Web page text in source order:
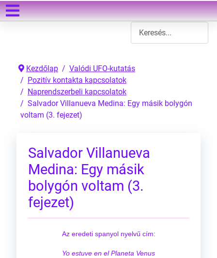
Kezdőlap
Valódi UFO-kutatás
Pozitív kontakta kapcsolatok
Naprendszerbeli kapcsolatok
Salvador Villanueva Medina: Egy másik bolygón
voltam (3. fejezet)
Salvador Villanueva
Medina: Egy másik
bolygón voltam (3.
fejezet)
Az eredeti spanyol nyelvű cím:
Yo estuve en el Planeta Venus